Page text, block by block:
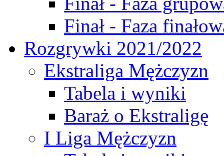
Finał - Faza
Rozgrywki 2021/2022
Ekstraliga Mężczyzn
Tabela i wyniki
Baraż o Ekstraligę
I Liga Mężczyzn